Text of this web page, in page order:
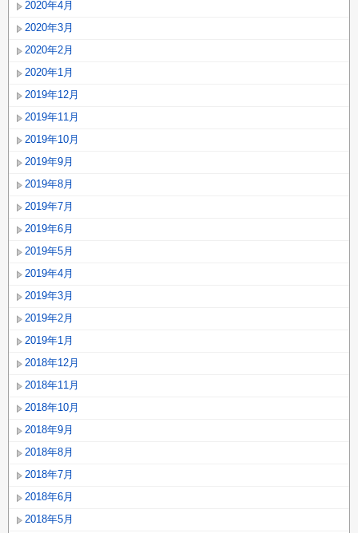
2020年4月
2020年3月
2020年2月
2020年1月
2019年12月
2019年11月
2019年10月
2019年9月
2019年8月
2019年7月
2019年6月
2019年5月
2019年4月
2019年3月
2019年2月
2019年1月
2018年12月
2018年11月
2018年10月
2018年9月
2018年8月
2018年7月
2018年6月
2018年5月